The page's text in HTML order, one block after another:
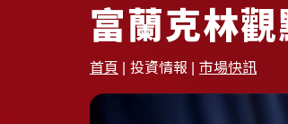
富蘭克林
首頁 投資情報 市場快訊